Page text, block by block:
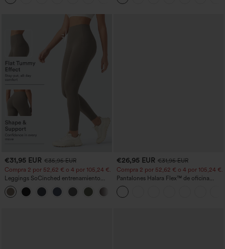
€31,95 EUR €35,95 EUR
Compra 2 por 52,62 € o 4 por 105,24 €.
Leggings SoCinched entrenamiento
moldeador abdomen bolsillo lateral tiro
alto
€26,95 EUR €31,95 EUR
Compra 2 por 52,62 € o 4 por 105,24 €.
Pantalones Halara Flex™ de oficina
anchos plisados de tiro alto con bolsillos
en tela tipo gofre